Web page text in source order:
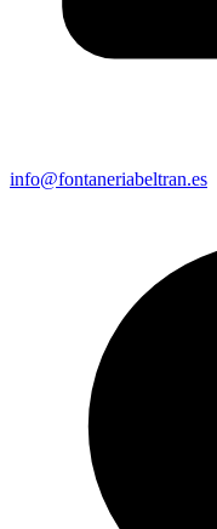
info@fontaneriabeltran.es